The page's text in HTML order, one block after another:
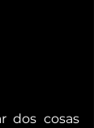
dos cosas